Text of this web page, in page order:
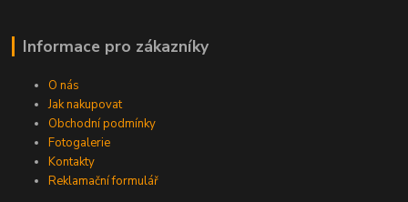
Informace pro zákazníky
O nás
Jak nakupovat
Obchodní podmínky
Fotogalerie
Kontakty
Reklamační formulář